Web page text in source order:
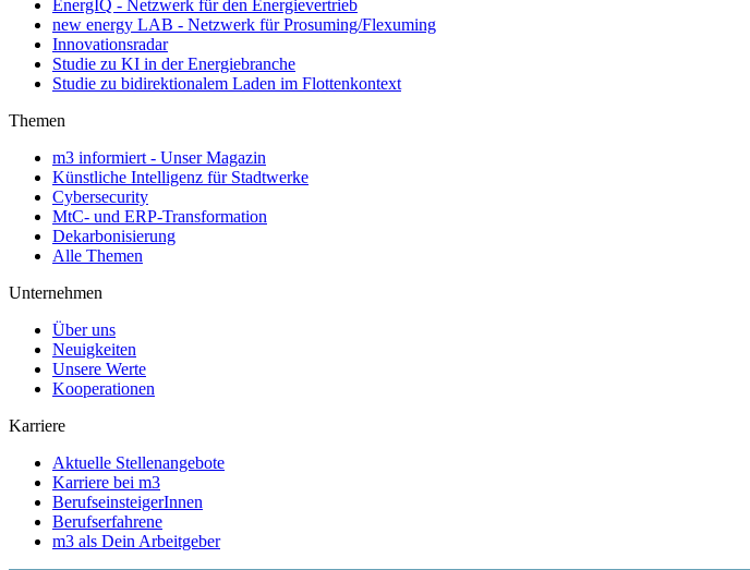
EnergIQ - Netzwerk für den Energievertrieb
new energy LAB - Netzwerk für Prosuming/Flexuming
Innovationsradar
Studie zu KI in der Energiebranche
Studie zu bidirektionalem Laden im Flottenkontext
Themen
m3 informiert - Unser Magazin
Künstliche Intelligenz für Stadtwerke
Cybersecurity
MtC- und ERP-Transformation
Dekarbonisierung
Alle Themen
Unternehmen
Über uns
Neuigkeiten
Unsere Werte
Kooperationen
Karriere
Aktuelle Stellenangebote
Karriere bei m3
BerufseinsteigerInnen
Berufserfahrene
m3 als Dein Arbeitgeber